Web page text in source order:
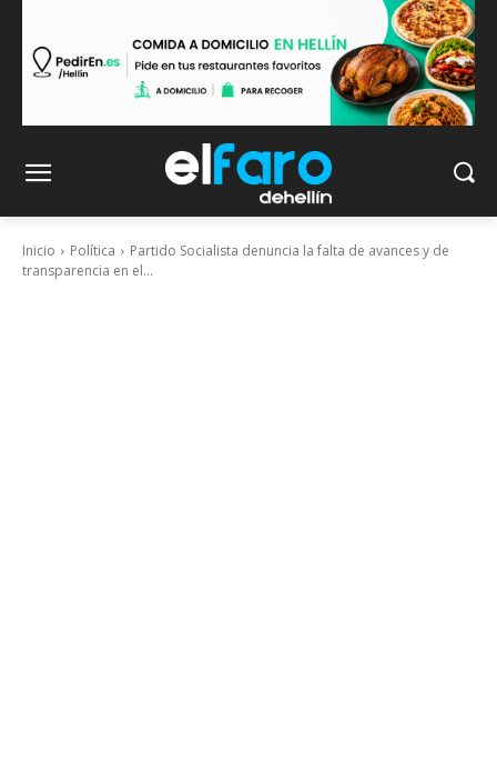
Inicio Política
Partido Socialista denuncia la falta de avances y de
transparencia en el...